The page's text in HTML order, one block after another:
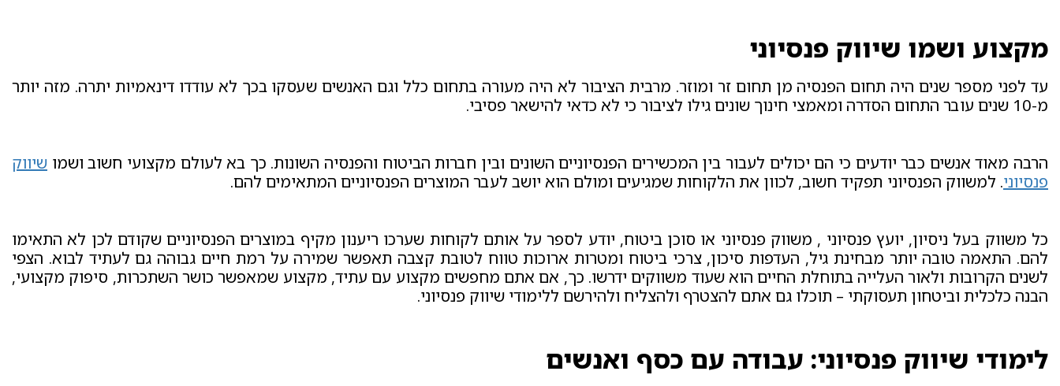
מקצוע ושמו שיווק פנסיוני
עד לפני מספר שנים היה תחום הפנסיה מן תחום זר ומוזר. מרבית הציבור לא היה מעורה בתחום כלל וגם האנשים שעסקו בכך לא עודדו דינאמיות יתרה. מזה יותר
מ-10 שנים עובר התחום הסדרה ומאמצי חינוך שונים גילו לציבור כי לא כדאי להישאר פסיבי.
הרבה מאוד אנשים כבר יודעים כי הם יכולים לעבור בין המכשירים הפנסיוניים השונים ובין חברות הביטוח והפנסיה השונות. כך בא לעולם מקצועי חשוב ושמו שיווק
פנסיוני. למשווק הפנסיוני תפקיד חשוב, לכוון את הלקוחות שמגיעים ומולם הוא יושב לעבר המוצרים הפנסיוניים המתאימים להם.
כל משווק בעל ניסיון, יועץ פנסיוני , משווק פנסיוני או סוכן ביטוח, יודע לספר על אותם לקוחות שערכו ריענון מקיף במוצרים הפנסיוניים שקודם לכן לא התאימו
להם. התאמה טובה יותר מבחינת גיל, העדפות סיכון, צרכי ביטוח ומטרות ארוכות טווח לטובת קצבה תאפשר שמירה על רמת חיים גבוהה גם לעתיד לבוא. הצפי
לשנים הקרובות ולאור העלייה בתוחלת החיים הוא שעוד משווקים ידרשו. כך, אם אתם מחפשים מקצוע עם עתיד, מקצוע שמאפשר כושר השתכרות, סיפוק מקצועי,
הבנה כלכלית וביטחון תעסוקתי – תוכלו גם אתם להצטרף ולהצליח ולהירשם ללימודי שיווק פנסיוני.
לימודי שיווק פנסיוני: עבודה עם כסף ואנשים